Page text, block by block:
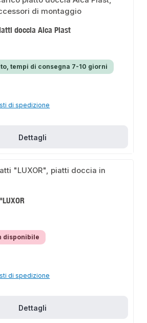
doccia Alca Plast
tempi di consegna 7-10 giorni
di spedizione
Dettagli
disponibile
di spedizione
Dettagli